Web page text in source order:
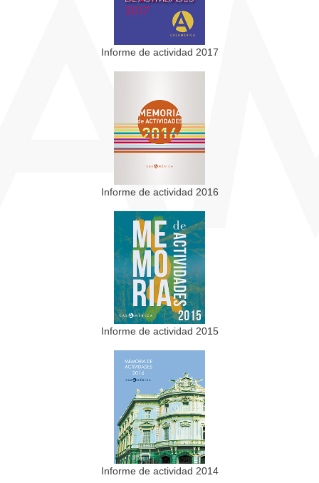
Informe de actividad 2017
Informe de actividad 2016
Informe de actividad 2015
Informe de actividad 2014